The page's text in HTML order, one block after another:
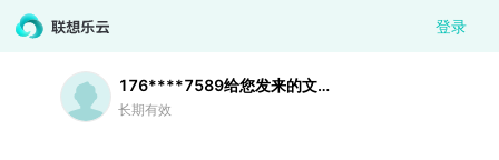
登录
176****7589给您发来的文件
长期有效